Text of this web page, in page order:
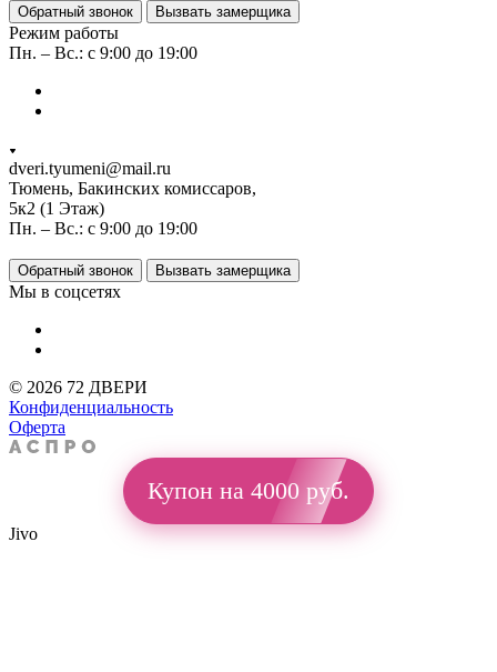
Обратный звонок Вызвать замерщика
Режим работы
Пн. – Вс.: с 9:00 до 19:00
dveri.tyumeni@mail.ru
Тюмень, Бакинских комиссаров,
5к2 (1 Этаж)
Пн. – Вс.: с 9:00 до 19:00
Обратный звонок Вызвать замерщика
Мы в соцсетях
© 2026 72 ДВЕРИ
Конфиденциальность
Оферта
Купон на 4000 руб.
Jivo